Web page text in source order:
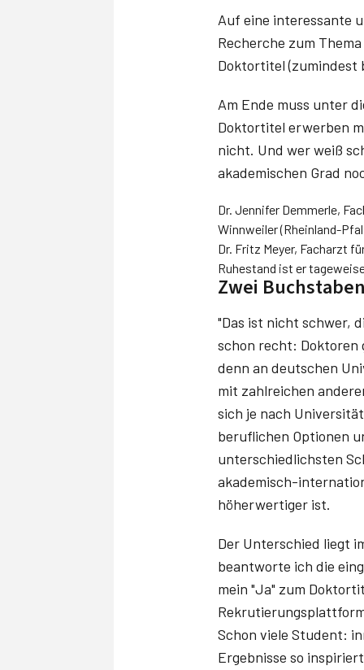
Auf eine interessante
Recherche zum
Doktortitel (zumindest
Am Ende muss unter
Doktortitel erwerben
nicht. Und wer weiß
akademischen Grad
Dr. Jennifer Demmerle,
Winnweiler (Rheinland-
Dr. Fritz Meyer, Facharzt
Ruhestand ist er
Zwei
"Das ist nicht schwer,
schon recht: Doktoren
denn an deutschen
mit zahlreichen
sich je nach
beruflichen Optionen
unterschiedlichsten
akademisch-
höherwertiger ist.
Der Unterschied liegt
beantworte ich die
mein "Ja" zum
Schon viele Student:
Ergebnisse so